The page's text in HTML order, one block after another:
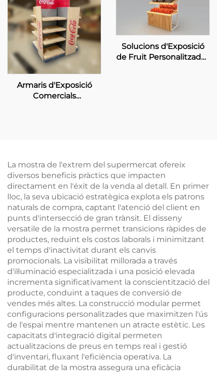
Armaris d'Exposició
Comercials
Solucions d'Exposició
de Fruit Personalitzades
La mostra de l'extrem del supermercat ofereix
diversos beneficis pràctics que impacten
directament en l'éxit de la venda al detall. En primer
lloc, la seva ubicació estratègica explota els patrons
naturals de compra, captant l'atenció del client en
punts d'intersecció de gran trànsit. El disseny
versatile de la mostra permet transicions ràpides de
productes, reduint els costos laborals i minimitzant
el temps d'inactivitat durant els canvis
promocionals. La visibilitat millorada a través
d'il·luminació especialitzada i una posició elevada
incrementa significativament la conscientització del
producte, conduint a taques de conversió de
vendes més altes. La construcció modular permet
configuracions personalitzades que maximitzen l'ús
de l'espai mentre mantenen un atracte estètic. Les
capacitats d'integració digital permeten
actualitzacions de preus en temps real i gestió
d'inventari, fluxant l'eficiència operativa. La
durabilitat de la mostra assegura una eficàcia